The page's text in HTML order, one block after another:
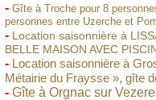
- Gîte à Troche pour 8
personnes entre Uzerche et
- Location saisonnière à
BELLE MAISON AVEC
- Location saisonnière à
Métairie du Fraysse », gîte
- Gîte à Orgnac sur